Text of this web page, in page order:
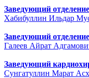
Заведующий
Хабибуллин Ильдар
Заведующий
Галеев Айрат
Заведующий
Сунгатуллин Марат